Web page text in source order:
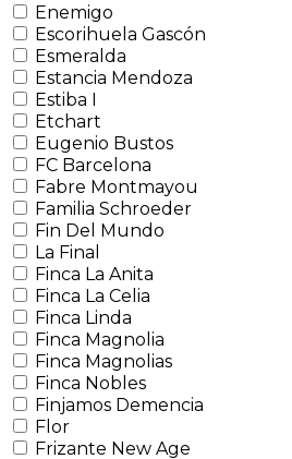
Enemigo
Escorihuela Gascón
Esmeralda
Estancia Mendoza
Estiba I
Etchart
Eugenio Bustos
FC Barcelona
Fabre Montmayou
Familia Schroeder
Fin Del Mundo
La Final
Finca La Anita
Finca La Celia
Finca Linda
Finca Magnolia
Finca Magnolias
Finca Nobles
Finjamos Demencia
Flor
Frizante New Age